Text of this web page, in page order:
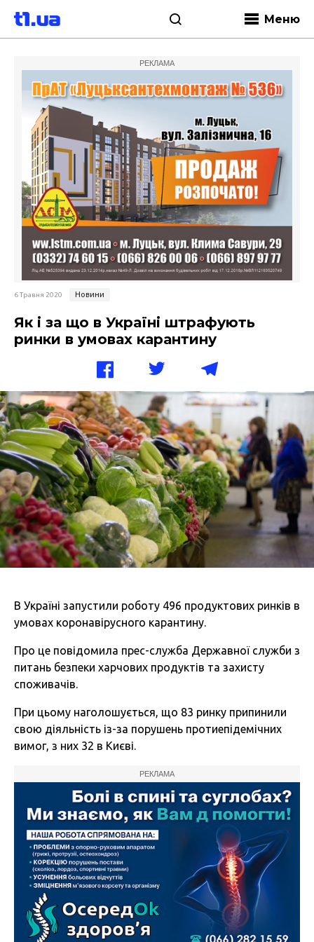
Меню
РЕКЛАМА
6 Травня 2020 Новини
Як і за що в Україні штрафують
ринки в умовах карантину
В Україні запустили роботу 496 продуктових ринків в
умовах коронавірусного карантину.
Про це повідомила прес-служба Державної служби з
питань безпеки харчових продуктів та захисту
споживачів.
При цьому наголошується, що 83 ринку припинили
свою діяльність із-за порушень протиепідемічних
вимог, з них 32 в Києві.
РЕКЛАМА